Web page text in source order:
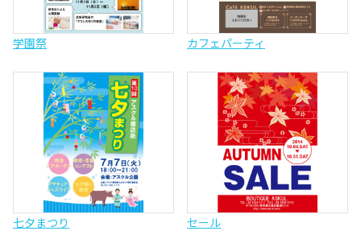
学園祭 カフェパーティ
七夕まつり セール